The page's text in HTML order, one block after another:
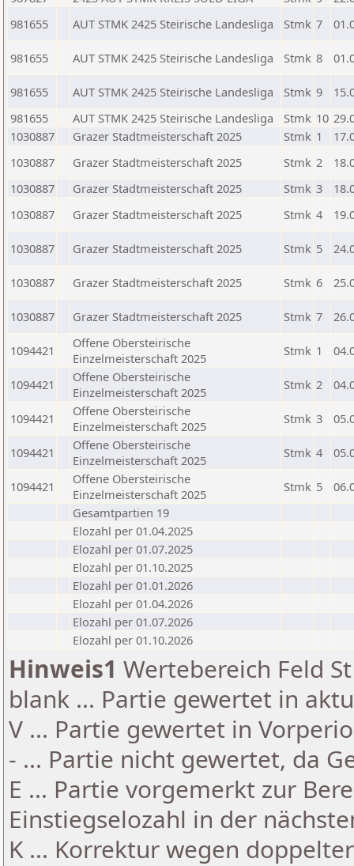
981655
AUT STMK 2425 Steirische Landesliga Stmk 7
981655 AUT STMK 2425 Steirische Landesliga Stmk 8
981655 AUT STMK 2425 Steirische Landesliga Stmk 9
981655
AUT STMK 2425 Steirische Landesliga Stmk 10
1030887
Grazer Stadtmeisterschaft 2025 Stmk 1
1030887
Grazer Stadtmeisterschaft 2025 Stmk 2
1030887
Grazer Stadtmeisterschaft 2025 Stmk 3
1030887
Grazer Stadtmeisterschaft 2025 Stmk 4
1030887 Grazer Stadtmeisterschaft 2025 Stmk 5
1030887 Grazer Stadtmeisterschaft 2025 Stmk 6
1030887 Grazer Stadtmeisterschaft 2025 Stmk 7
1094421
Offene Obersteirische
Einzelmeisterschaft 2025
Stmk 1
1094421
Offene Obersteirische
Einzelmeisterschaft 2025
Stmk 2
1094421
Offene Obersteirische
Einzelmeisterschaft 2025
Stmk 3
1094421
Offene Obersteirische
Einzelmeisterschaft 2025
Stmk 4
1094421
Offene Obersteirische
Einzelmeisterschaft 2025
Stmk 5
Gesamtpartien 19
Elozahl per 01.04.2025
Elozahl per 01.07.2025
Elozahl per 01.10.2025
Elozahl per 01.01.2026
Elozahl per 01.04.2026
Elozahl per 01.07.2026
Elozahl per 01.10.2026
Hinweis1 Wertebereich Feld
blank ... Partie gewertet in
V ... Partie gewertet in
- ... Partie nicht gewertet, da
E ... Partie vorgemerkt zur
Einstiegselozahl in der
K ... Korrektur wegen